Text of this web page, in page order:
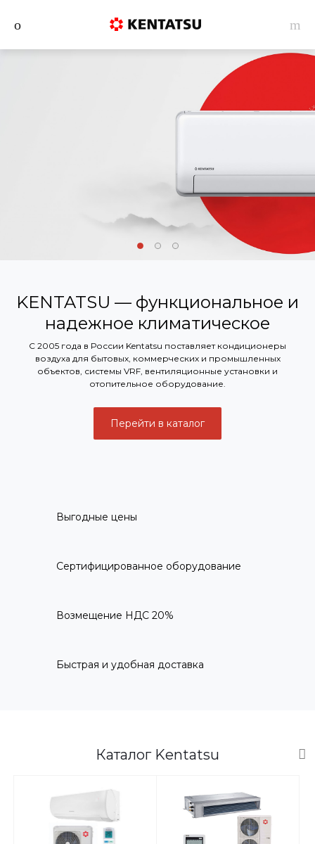
KENTATSU — функциональное и
надежное климатическое
оборудование
С 2005 года в России Kentatsu поставляет кондиционеры
воздуха для бытовых, коммерческих и промышленных
объектов, системы VRF, вентиляционные установки и
отопительное оборудование.
Перейти в каталог
Выгодные цены
Сертифицированное оборудование
Возмещение НДС 20%
Быстрая и удобная доставка
Каталог Kentatsu